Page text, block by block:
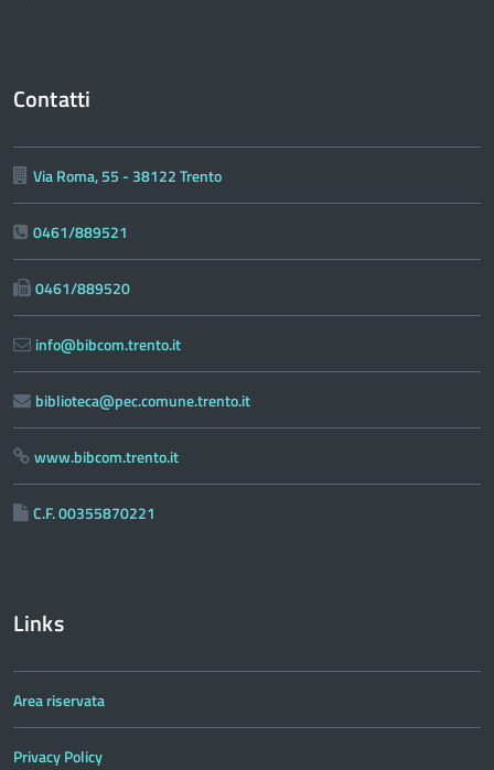
Contatti
Via Roma, 55 - 38122 Trento
0461/889521
0461/889520
info@bibcom.trento.it
biblioteca@pec.comune.trento.it
www.bibcom.trento.it
C.F. 00355870221
Links
Area riservata
Privacy Policy